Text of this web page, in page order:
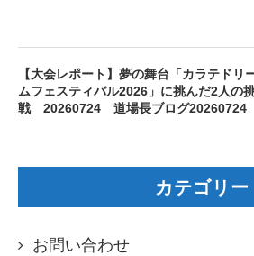
【大会レポート】夢の舞台「カラテドリ
ムフェスティバル2026」に挑んだ2人の
戦 20260724 道場長ブログ20260724
カテゴリー
お問い合わせ